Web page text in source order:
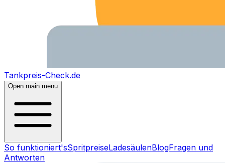
Tankpreis-Check.de
Open main menu
So funktioniert'sSpritpreiseLadesäulenBlogFragen und
Antworten